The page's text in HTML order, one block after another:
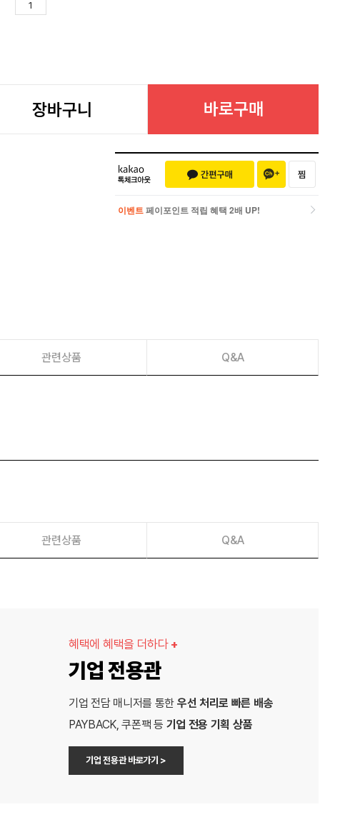
장바구니 바로구매
이벤트 페이포인트 적립 혜택 2배 UP!
관련상품 Q&A
관련상품 Q&A
혜택에 혜택을 더하다 +
기업 전용관
기업 전담 매니저를 통한 우선 처리로 빠른 배송
PAYBACK, 쿠폰팩 등 기업 전용 기획 상품
기업 전용관 바로가기 >